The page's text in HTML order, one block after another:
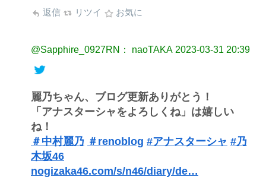
返信 リツイ お気に
@Sapphire_0927RN： naoTAKA 2023-03-31 20:39
麗乃ちゃん、ブログ更新ありがとう！
「アナスターシャをよろしくね」は嬉しい
ね！
＃中村麗乃 ＃renoblog #アナスターシャ #乃
木坂46
nogizaka46.com/s/n46/diary/de…